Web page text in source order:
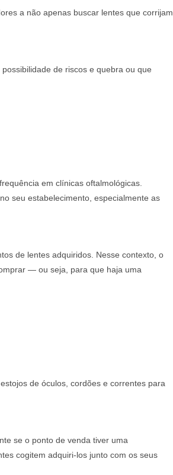
a não apenas buscar lentes que corrijam
de riscos e quebra ou que
em clínicas oftalmológicas.
seu estabelecimento, especialmente as
de lentes adquiridos. Nesse contexto, o
— ou seja, para que haja uma
de óculos, cordões e correntes para
se o ponto de venda tiver uma
cogitem adquiri-los junto com os seus